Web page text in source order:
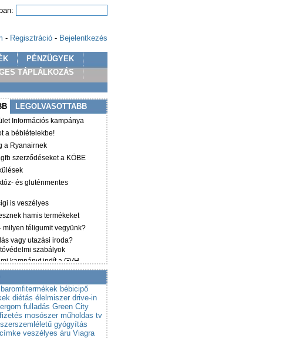
- Regisztráció - Bejelentkezés
PÉNZÜGYEK
TÁPLÁLKOZÁS
LEGOLVASOTTABB
Információs kampánya
a bébiételekbe!
a Ryanairnek
szerződéseket a KÖBE
és gluténmentes
is veszélyes
hamis termékeket
milyen téligumit vegyünk?
vagy utazási iroda?
szabályok
kampányt indít a GVH
a csalókat!
az árubemutatókra
baromfitermékek bébicipő
diétás élelmiszer drive-in
fulladás Green City
mosószer műholdas tv
gyógyítás
veszélyes áru Viagra